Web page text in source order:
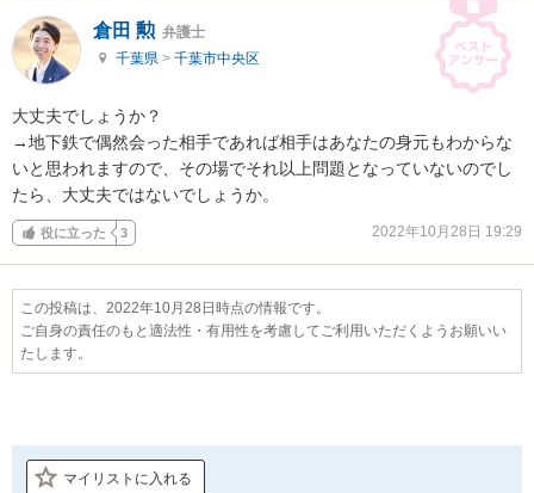
倉田 勲 弁護士
千葉県 > 千葉市中央区
大丈夫でしょうか？
→地下鉄で偶然会った相手であれば相手はあなたの身元もわからな
いと思われますので、その場でそれ以上問題となっていないのでし
たら、大丈夫ではないでしょうか。
役に立った 3 2022年10月28日 19:29
この投稿は、2022年10月28日時点の情報です。
ご自身の責任のもと適法性・有用性を考慮してご利用いただくようお願いい
たします。
マイリストに入れる